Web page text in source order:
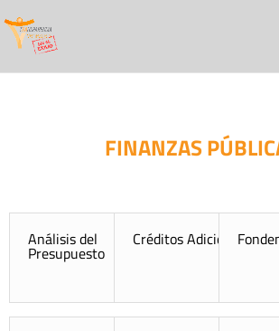
FINANZAS
Análisis del
Presupuesto
Créditos Adicionales